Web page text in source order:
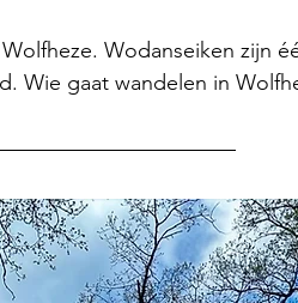
Wodanseiken zijn
Wie gaat wandelen in